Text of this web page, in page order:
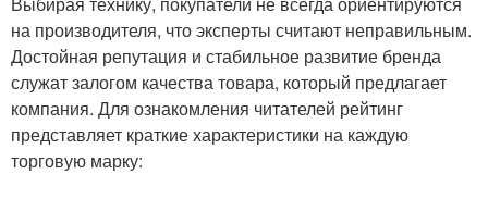
на производителя, что эксперты считают неправильным.
Достойная репутация и стабильное развитие бренда
служат залогом качества товара, который предлагает
компания. Для ознакомления читателей рейтинг
представляет краткие характеристики на каждую
торговую марку: